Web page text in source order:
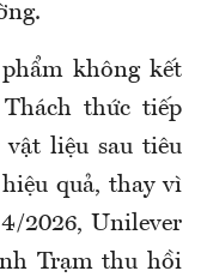
không kết
thức tiếp
liệu sau tiêu
quả, thay vì
2026, Unilever
Trạm thu hồi